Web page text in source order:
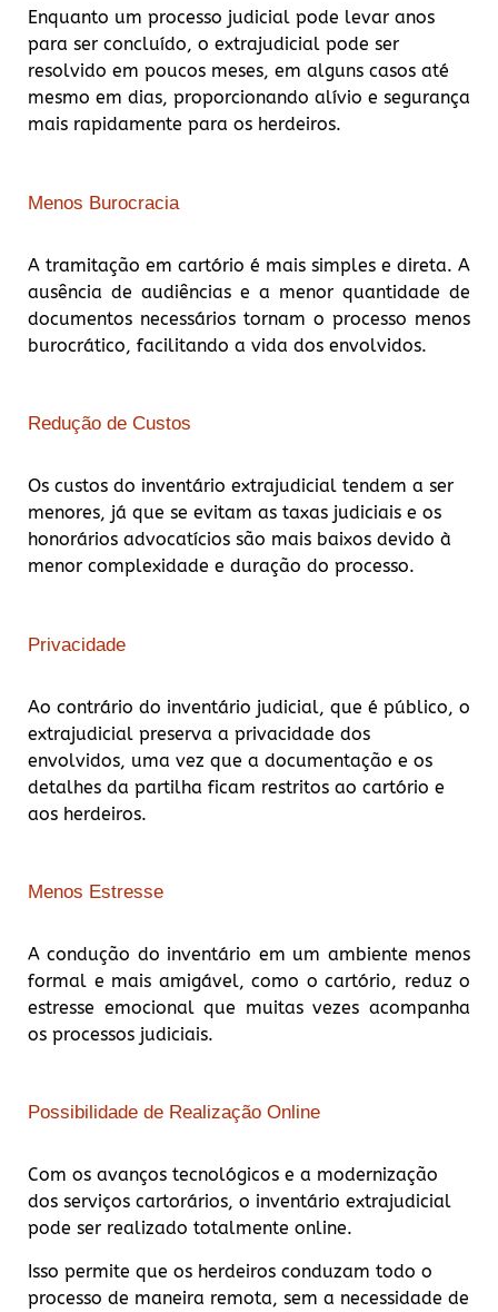
Enquanto um processo judicial pode levar anos
para ser concluído, o extrajudicial pode ser
resolvido em poucos meses, em alguns casos até
mesmo em dias, proporcionando alívio e segurança
mais rapidamente para os herdeiros.
Menos Burocracia
A tramitação em cartório é mais simples e direta. A
ausência de audiências e a menor quantidade de
documentos necessários tornam o processo menos
burocrático, facilitando a vida dos envolvidos.
Redução de Custos
Os custos do inventário extrajudicial tendem a ser
menores, já que se evitam as taxas judiciais e os
honorários advocatícios são mais baixos devido à
menor complexidade e duração do processo.
Privacidade
Ao contrário do inventário judicial, que é público, o
extrajudicial preserva a privacidade dos
envolvidos, uma vez que a documentação e os
detalhes da partilha ficam restritos ao cartório e
aos herdeiros.
Menos Estresse
A condução do inventário em um ambiente menos
formal e mais amigável, como o cartório, reduz o
estresse emocional que muitas vezes acompanha
os processos judiciais.
Possibilidade de Realização Online
Com os avanços tecnológicos e a modernização
dos serviços cartorários, o inventário extrajudicial
pode ser realizado totalmente online.
Isso permite que os herdeiros conduzam todo o
processo de maneira remota, sem a necessidade de